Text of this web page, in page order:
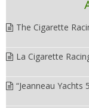
The Cigarette
La Cigarette
“Jeanneau Yachts